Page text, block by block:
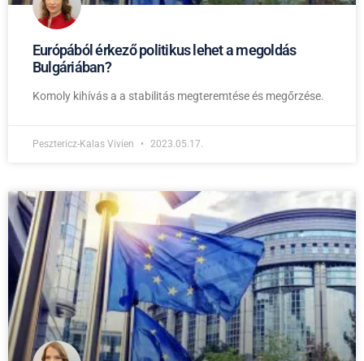
Európából érkező politikus lehet a megoldás
Bulgáriában?
Komoly kihívás a a stabilitás megteremtése és megőrzése.
Pesztericz-Kalas Vivien 2023.05.17.